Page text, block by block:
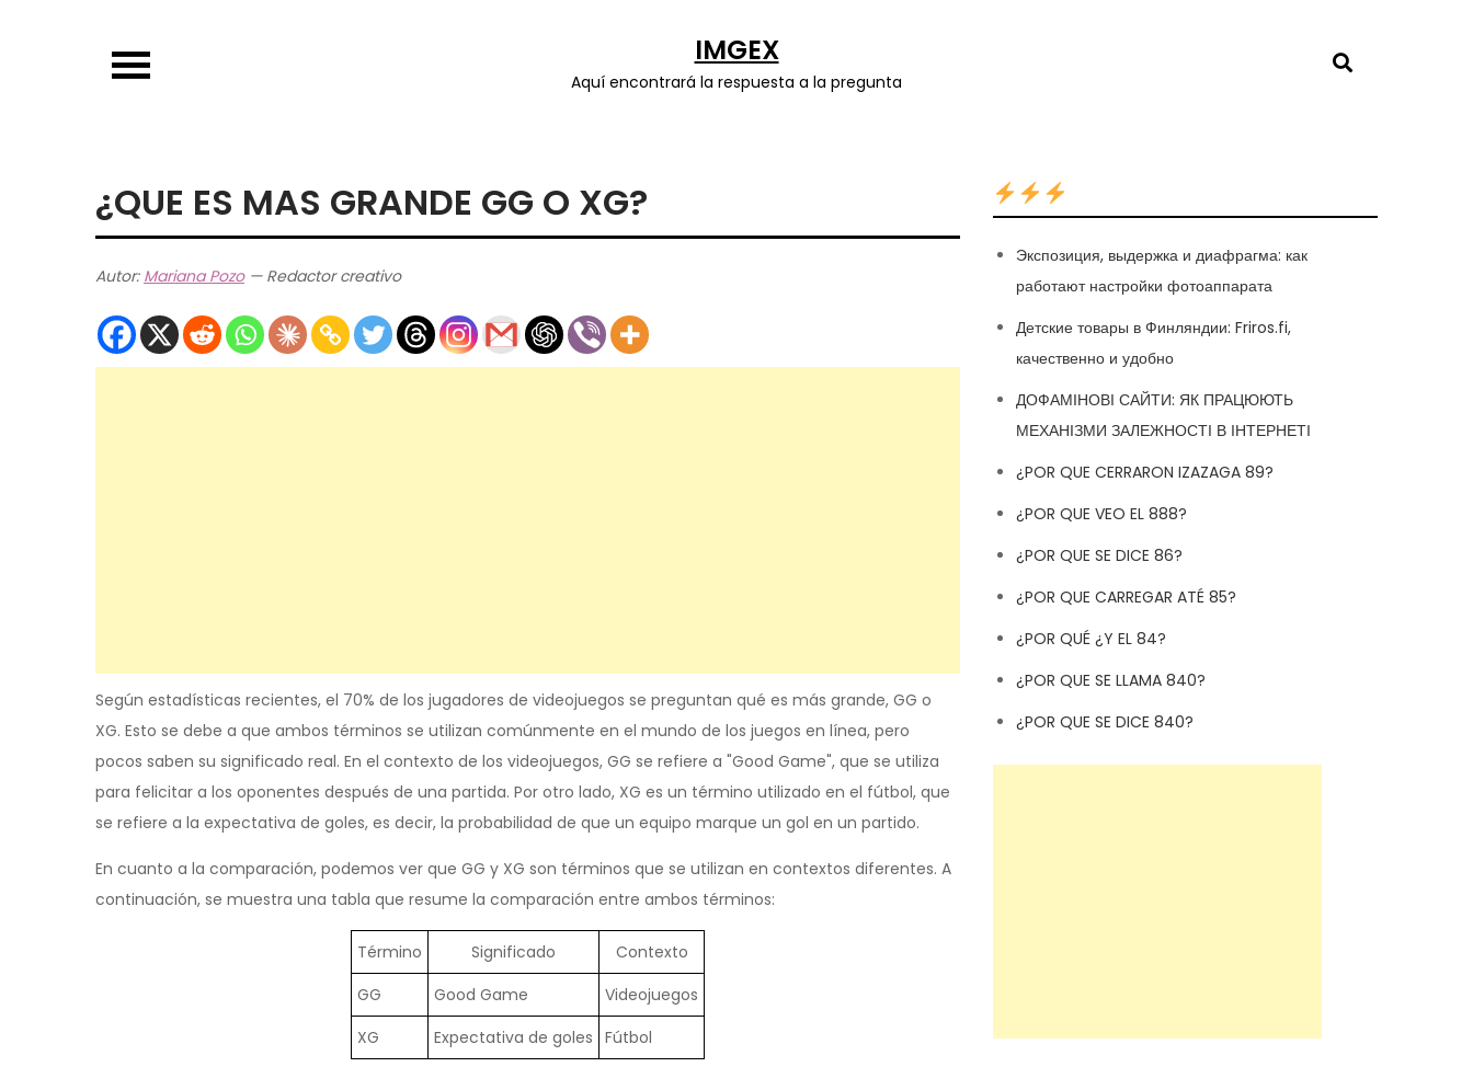
IMGEX
Aquí encontrará la respuesta a la pregunta
¿QUE ES MAS GRANDE GG O XG?
Autor: Mariana Pozo— Redactor creativo
Según estadísticas recientes, el 70% de los jugadores de videojuegos se preguntan qué es más grande, GG o
XG. Esto se debe a que ambos términos se utilizan comúnmente en el mundo de los juegos en línea, pero
pocos saben su significado real. En el contexto de los videojuegos, GG se refiere a "Good Game", que se utiliza
para felicitar a los oponentes después de una partida. Por otro lado, XG es un término utilizado en el fútbol, que
se refiere a la expectativa de goles, es decir, la probabilidad de que un equipo marque un gol en un partido.
En cuanto a la comparación, podemos ver que GG y XG son términos que se utilizan en contextos diferentes. A
continuación, se muestra una tabla que resume la comparación entre ambos términos:
Término Significado
Contexto
GG
Good Game
Videojuegos
XG
Expectativa de goles Fútbol
Экспозиция, выдержка и диафрагма: как
работают настройки фотоаппарата
Детские товары в Финляндии: Friros.fi,
качественно и удобно
ДОФАМІНОВІ САЙТИ: ЯК ПРАЦЮЮТЬ
МЕХАНІЗМИ ЗАЛЕЖНОСТІ В ІНТЕРНЕТІ
¿POR QUE CERRARON IZAZAGA 89?
¿POR QUE VEO EL 888?
¿POR QUE SE DICE 86?
¿POR QUE CARREGAR ATÉ 85?
¿POR QUÉ ¿Y EL 84?
¿POR QUE SE LLAMA 840?
¿POR QUE SE DICE 840?